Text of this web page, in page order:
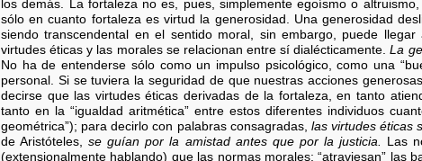
los demás. La fortaleza no es, pues, simplemente egoísmo o
sólo en cuanto fortaleza es virtud la generosidad. Una generosidad
siendo transcendental en el sentido moral, sin embargo, puede
virtudes éticas y las morales se relacionan entre sí dialécticamente.La
No ha de entenderse sólo como un impulso psicológico, como una
personal. Si se tuviera la seguridad de que nuestras acciones
decirse que las virtudes éticas derivadas de la fortaleza, en tanto
tanto en la “igualdad aritmética” entre estos diferentes individuos
geométrica”); para decirlo con palabras consagradas, las virtudes éticas
de Aristóteles,se guían por la amistad antes que por la justicia.
Las
(extensionalmente hablando) que las normas morales: “atraviesan” las